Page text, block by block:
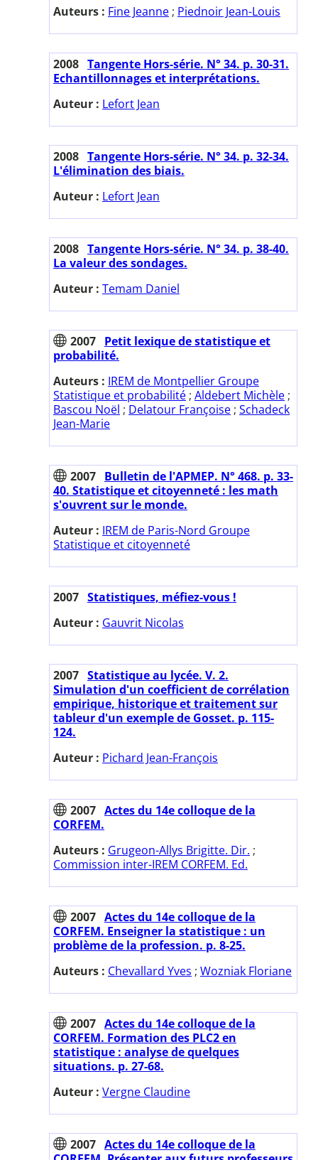
Auteurs : Fine Jeanne ; Piednoir Jean-Louis
2008 Tangente Hors-série. N° 34. p. 30-31.
Echantillonnages et interprétations.
Auteur : Lefort Jean
2008 Tangente Hors-série. N° 34. p. 32-34.
L'élimination des biais.
Auteur : Lefort Jean
2008 Tangente Hors-série. N° 34. p. 38-40.
La valeur des sondages.
Auteur : Temam Daniel
2007 Petit lexique de statistique et
probabilité.
Auteurs : IREM de Montpellier Groupe
Statistique et probabilité ; Aldebert Michèle ;
Bascou Noël ; Delatour Françoise ; Schadeck
Jean-Marie
2007 Bulletin de l'APMEP. N° 468. p. 33-
40. Statistique et citoyenneté : les math
s'ouvrent sur le monde.
Auteur : IREM de Paris-Nord Groupe
Statistique et citoyenneté
2007 Statistiques, méfiez-vous !
Auteur : Gauvrit Nicolas
2007 Statistique au lycée. V. 2.
Simulation d'un coefficient de corrélation
empirique, historique et traitement sur
tableur d'un exemple de Gosset. p. 115-
124.
Auteur : Pichard Jean-François
2007 Actes du 14e colloque de la
CORFEM.
Auteurs : Grugeon-Allys Brigitte. Dir. ;
Commission inter-IREM CORFEM. Ed.
2007 Actes du 14e colloque de la
CORFEM. Enseigner la statistique : un
problème de la profession. p. 8-25.
Auteurs : Chevallard Yves ; Wozniak Floriane
2007 Actes du 14e colloque de la
CORFEM. Formation des PLC2 en
statistique : analyse de quelques
situations. p. 27-68.
Auteur : Vergne Claudine
2007 Actes du 14e colloque de la